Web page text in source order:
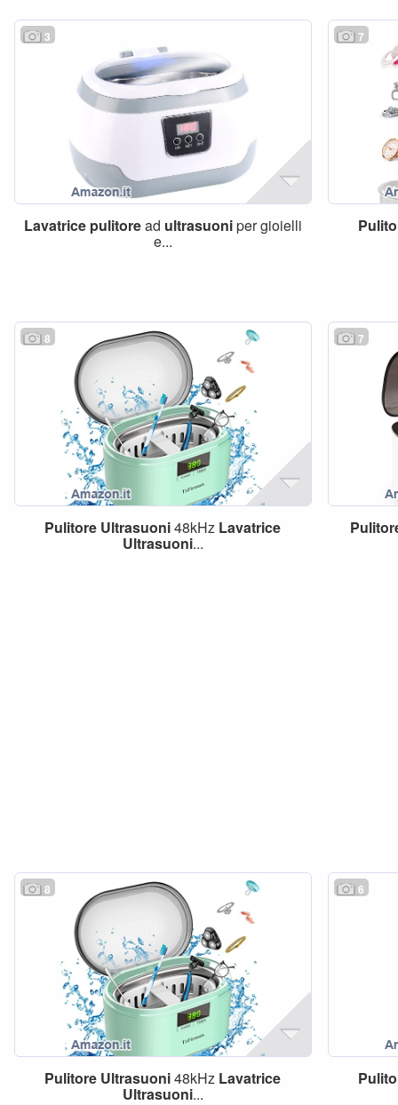
3
Lavatrice pulitoread ultrasuoniper gioielli
e...
7
8
Pulitore Ultrasuoni48kHz Lavatrice
Ultrasuoni...
7
8
Pulitore Ultrasuoni48kHz Lavatrice
Ultrasuoni...
6